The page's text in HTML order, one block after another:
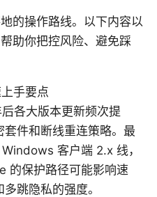
的操作路线。以下内容以
助你把控风险、避免踩
手要点
各大版本更新频次提
件和断线重连策略。最
客户端 2.x 线，
的保护路径可能影响速
跳隐私的强度。